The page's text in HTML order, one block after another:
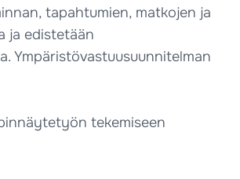
tapahtumien, matkojen ja
ja edistetään
Ympäristövastuusuunnitelman
tekemiseen